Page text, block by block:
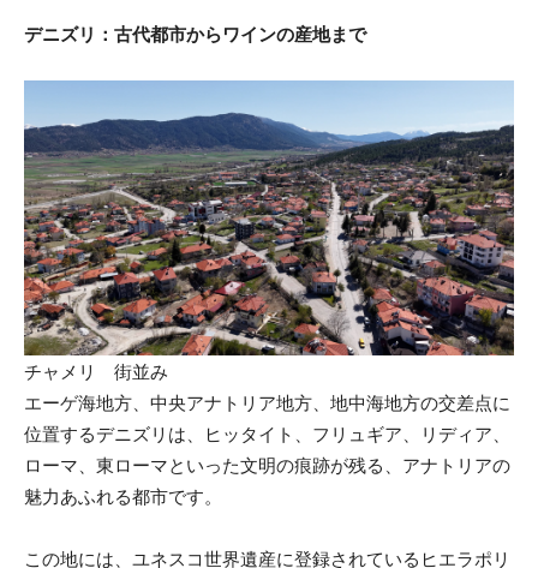
デニズリ：古代都市からワインの産地まで
チャメリ 街並み
エーゲ海地方、中央アナトリア地方、地中海地方の交差点に
位置するデニズリは、ヒッタイト、フリュギア、リディア、
ローマ、東ローマといった文明の痕跡が残る、アナトリアの
魅力あふれる都市です。
この地には、ユネスコ世界遺産に登録されているヒエラポリ